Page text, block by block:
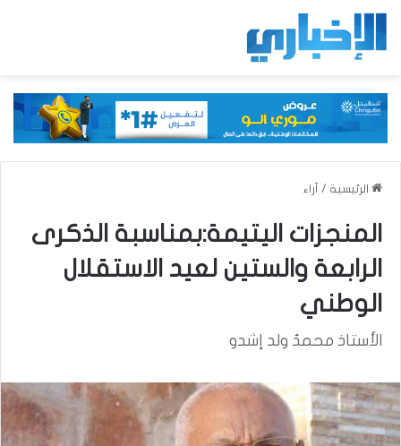
الرئيسية / آراء
المنجزات اليتيمة:بمناسبة الذكرى
الرابعة والستين لعيد الاستقلال
الوطني
الأستاذ محمدٌ ولد إشدو